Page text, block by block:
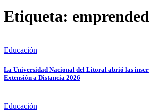
Etiqueta:
Educación
La Universidad Nacional del Litoral abrió las
Extensión a Distancia 2026
Educación